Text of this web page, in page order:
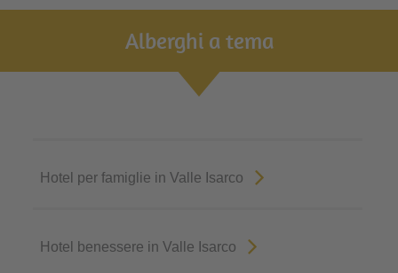
Alberghi a tema
Hotel per famiglie in Valle Isarco
Hotel benessere in Valle Isarco